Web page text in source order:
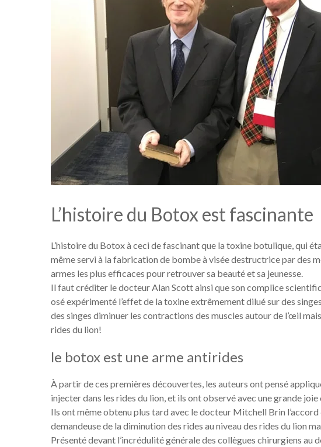
L’histoire du Botox est fascinante
L’histoire du Botox à ceci de fascinant que la toxine botulique, qui
même servi à la fabrication de bombe à visée destructrice par des
armes les plus efficaces pour retrouver sa beauté et sa jeunesse.
Il faut créditer le docteur Alan Scott ainsi que son complice
osé expérimenté l’effet de la toxine extrêmement dilué sur des
des singes diminuer les contractions des muscles autour de l’œil
rides du lion!
le botox est une arme antirides
À partir de ces premières découvertes, les auteurs ont pensé
injecter dans les rides du lion, et ils ont observé avec une grande
Ils ont même obtenu plus tard avec le docteur Mitchell Brin
demandeuse de la diminution des rides au niveau des rides du lion
Présenté devant l’incrédulité générale des collègues chirurgiens au